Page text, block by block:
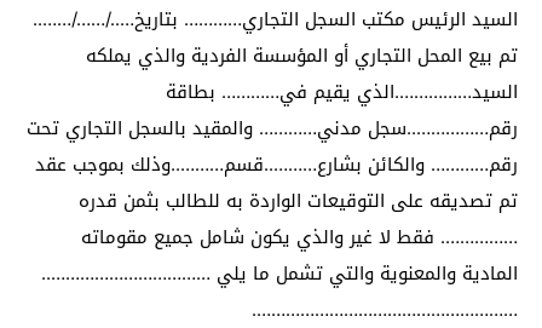
السيد الرئيس مكتب السجل التجاري………… بتاريخ…../……/……..
تم بيع المحل التجاري أو المؤسسة الفردية والذي يملكه
السيد…………….الذي يقيم في………… بطاقة
رقم……………..سجل مدني………… والمقيد بالسجل التجاري تحت
رقم………… والكائن بشارع………..قسم………..وذلك بموجب عقد
تم تصديقه على التوقيعات الواردة به للطالب بثمن قدره
……………. فقط لا غير والذي يكون شامل جميع مقوماته
المادية والمعنوية والتي تشمل ما يلي ……………………………..
……………………………………………….